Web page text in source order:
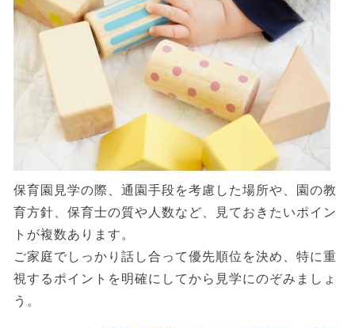
保育園見学の際、通園手段を考慮した場所や、園の教
育方針、保育士の質や人数など、見ておきたいポイン
トが複数あります。
ご家庭でしっかり話し合って優先順位を決め、特に重
視するポイントを明確にしてから見学にのぞみましょ
う。